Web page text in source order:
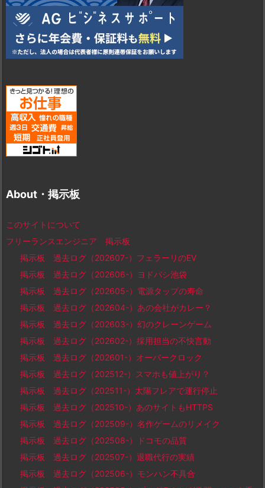
About・掲示板
このサイトについて
フリーランスエンジニア 掲示板
掲示板 過去ログ（202607-）フェラーリのEV
掲示板 過去ログ（202606-）ヨドバシ池袋
掲示板 過去ログ（202605-）電源タップの寿命
掲示板 過去ログ（202604-）あの会社がカレー？
掲示板 過去ログ（202603-）幻のクレーンゲーム
掲示板 過去ログ（202602-）採用担当の不快言動
掲示板 過去ログ（202601-）オーバークロック
掲示板 過去ログ（202512-）スマホも値上がり？
掲示板 過去ログ（202511-）太陽フレアで運行停止
掲示板 過去ログ（202510-）あのサイトもHTTPS
掲示板 過去ログ（202509-）名作ゲームのリメイク
掲示板 過去ログ（202508-）ドコモの品質
掲示板 過去ログ（202507-）退職代行の実績
掲示板 過去ログ（202506-）モンハン不具合